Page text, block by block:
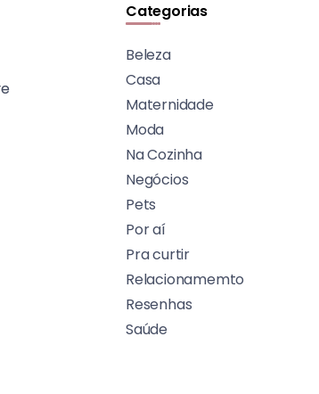
Categorias
Beleza
Casa
Maternidade
Moda
Na Cozinha
Negócios
Pets
Por aí
Pra curtir
Relacionamemto
Resenhas
Saúde